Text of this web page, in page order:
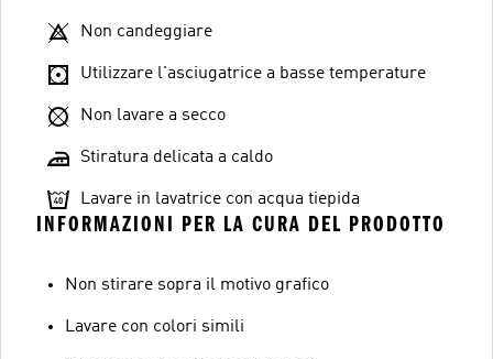
Non candeggiare
Utilizzare l'asciugatrice a basse temperature
Non lavare a secco
Stiratura delicata a caldo
Lavare in lavatrice con acqua tiepida
INFORMAZIONI PER LA CURA DEL PRODOTTO
Non stirare sopra il motivo grafico
Lavare con colori simili